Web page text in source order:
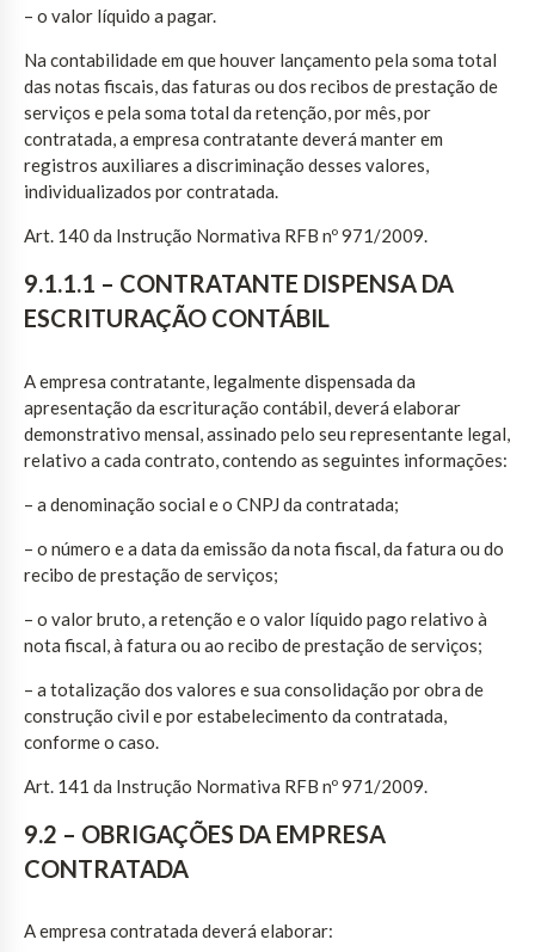
– o valor líquido a pagar.
Na contabilidade em que houver lançamento pela soma total
das notas fiscais, das faturas ou dos recibos de prestação de
serviços e pela soma total da retenção, por mês, por
contratada, a empresa contratante deverá manter em
registros auxiliares a discriminação desses valores,
individualizados por contratada.
Art. 140 da Instrução Normativa RFB nº 971/2009.
9.1.1.1 – CONTRATANTE DISPENSA DA
ESCRITURAÇÃO CONTÁBIL
A empresa contratante, legalmente dispensada da
apresentação da escrituração contábil, deverá elaborar
demonstrativo mensal, assinado pelo seu representante legal,
relativo a cada contrato, contendo as seguintes informações:
– a denominação social e o CNPJ da contratada;
– o número e a data da emissão da nota fiscal, da fatura ou do
recibo de prestação de serviços;
– o valor bruto, a retenção e o valor líquido pago relativo à
nota fiscal, à fatura ou ao recibo de prestação de serviços;
– a totalização dos valores e sua consolidação por obra de
construção civil e por estabelecimento da contratada,
conforme o caso.
Art. 141 da Instrução Normativa RFB nº 971/2009.
9.2 – OBRIGAÇÕES DA EMPRESA
CONTRATADA
A empresa contratada deverá elaborar: